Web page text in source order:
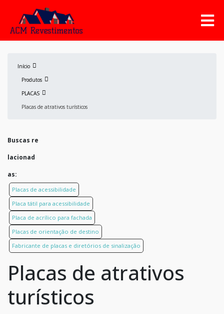
Início
Produtos
PLACAS
Placas de atrativos turísticos
Buscas re
lacionad
as:
Placas de acessibilidade
Placa tátil para acessibilidade
Placa de acrílico para fachada
Placas de orientação de destino
Fabricante de placas e diretórios de sinalização
Placas de atrativos
turísticos